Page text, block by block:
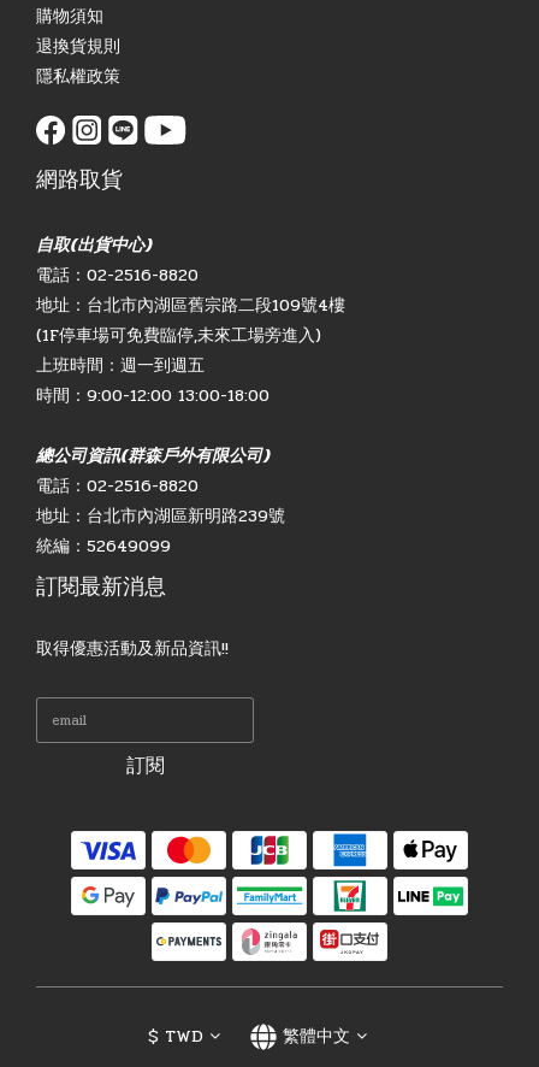
購物須知
退換貨規則
隱私權政策
網路取貨
自取(出貨中心)
電話：02-2516-8820
地址：台北市內湖區舊宗路二段109號4樓
(1F停車場可免費臨停,未來工場旁進入)
上班時間：週一到週五
時間：9:00-12:00 13:00-18:00
總公司資訊(群森戶外有限公司)
電話：02-2516-8820
地址：台北市內湖區新明路239號
統編：52649099
訂閱最新消息
取得優惠活動及新品資訊!!
訂閱
$ TWD 繁體中文